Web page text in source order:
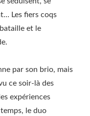
Les fiers coqs
et le
par son brio, mais
ce soir-là des
expériences
le duo